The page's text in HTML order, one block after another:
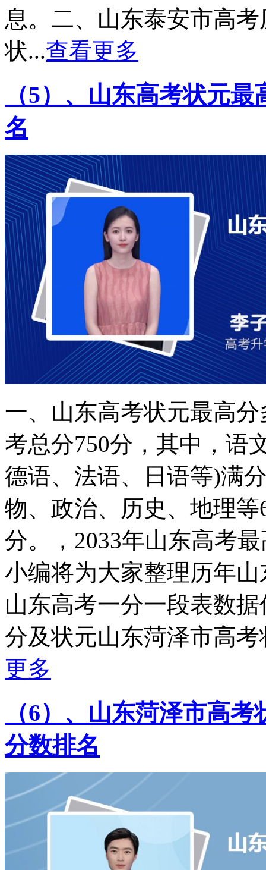
息。二、山东泰安市高
状...查看更多
（5）、山东高考状元
名
一、山东高考状元最高
考总分750分，其中，语
德语、法语、日语等)满
物、政治、历史、地理
分。，2033年山东高考
小编将为大家整理历年
山东高考一分一段表数
分及状元山东菏泽市高
更多
（6）、山东菏泽市高
分数排名